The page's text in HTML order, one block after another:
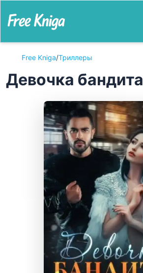
Free Kniga/Триллеры
Девочка бандита